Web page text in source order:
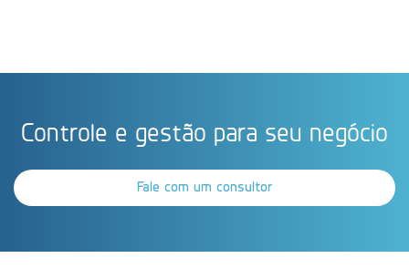
Controle e gestão para seu negócio
Fale com um consultor